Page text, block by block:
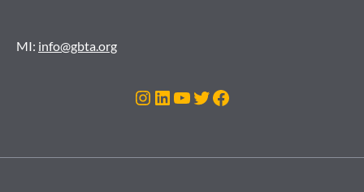
MI: info@gbta.org
Instagram
LinkedIn
YouTube
Twitter
Facebook